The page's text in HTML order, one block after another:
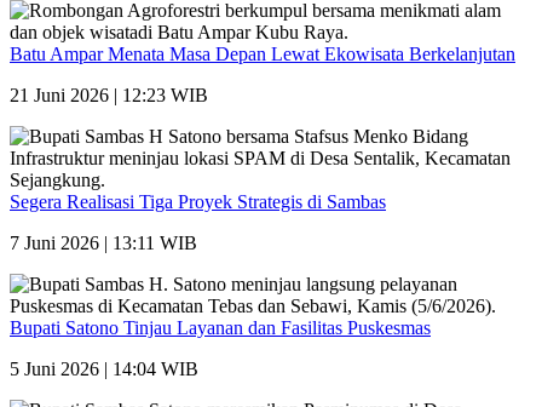
Batu Ampar Menata Masa Depan Lewat Ekowisata Berkelanjutan
21 Juni 2026 | 12:23 WIB
Segera Realisasi Tiga Proyek Strategis di Sambas
7 Juni 2026 | 13:11 WIB
Bupati Satono Tinjau Layanan dan Fasilitas Puskesmas
5 Juni 2026 | 14:04 WIB